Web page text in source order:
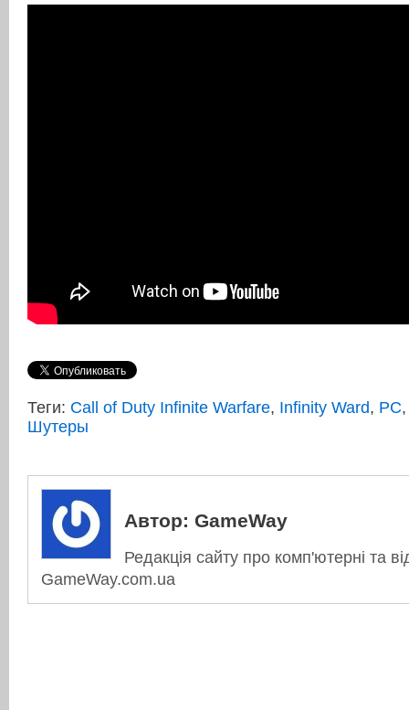
Теги: Call of Duty Infinite Warfare, Infinity Ward, PC
Шутеры
Автор: GameWay
Редакція сайту про комп'ютерні та
GameWay.com.ua